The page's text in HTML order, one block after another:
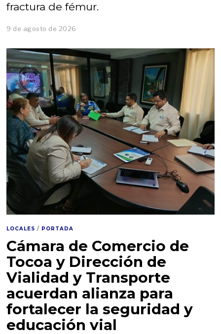
fractura de fémur.
9 de agosto de 2026
LOCALES / PORTADA
Cámara de Comercio de
Tocoa y Dirección de
Vialidad y Transporte
acuerdan alianza para
fortalecer la seguridad y
educación vial